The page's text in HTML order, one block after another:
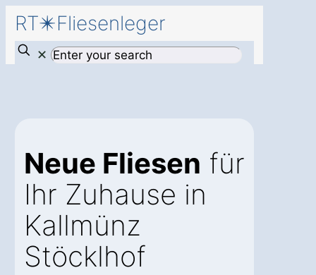
RT✴️Fliesenleger
✕
Neue Fliesen für
Ihr Zuhause in
Kallmünz
Stöcklhof